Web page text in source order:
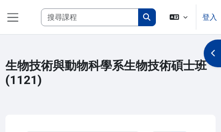
搜尋課程
搜尋課程
登入
生物技術與動物科學系生物技術碩士班
(1121)
開